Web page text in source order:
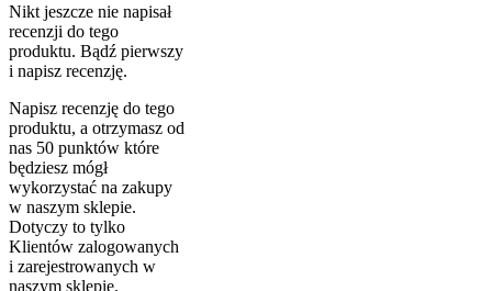
Nikt jeszcze nie napisał
recenzji do tego
produktu. Bądź pierwszy
i napisz recenzję.
Napisz recenzję do tego
produktu, a otrzymasz od
nas 50 punktów które
będziesz mógł
wykorzystać na zakupy
w naszym sklepie.
Dotyczy to tylko
Klientów zalogowanych
i zarejestrowanych w
naszym sklepie.